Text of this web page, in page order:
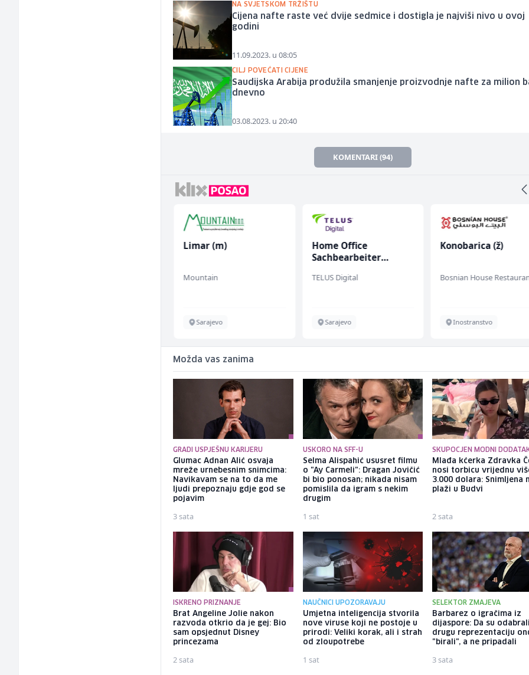
NA SVJETSKOM TRŽIŠTU
Cijena nafte raste već dvije sedmice i dostigla je najviši nivo u ovoj
godini
11.09.2023. u 08:05
CILJ POVEĆATI CIJENE
Saudijska Arabija produžila smanjenje proizvodnje nafte za milion
dnevno
03.08.2023. u 20:40
KOMENTARI (94)
Limar (m)
Mountain
Sarajevo
Home Office
Sachbearbeiter
bekannten deutschen
TELUS Digital
Sarajevo
Konobarica (ž)
Bosnian House
Inostranstvo
Možda vas zanima
GRADI USPJEŠNU KARIJERU
Glumac Adnan Alić osvaja
mreže urnebesnim snimcima:
Navikavam se na to da me
ljudi prepoznaju gdje god se
pojavim
3 sata
USKORO NA SFF-U
Selma Alispahić ususret filmu
o "Ay Carmeli": Dragan Jovičić
bi bio ponosan; nikada nisam
pomislila da igram s nekim
drugim
1 sat
SKUPOCJEN MODNI
Mlađa kćerka Zdravka
nosi torbicu vrijednu
3.000 dolara: Snimljena
plaži u Budvi
2 sata
ISKRENO PRIZNANJE
Brat Angeline Jolie nakon
razvoda otkrio da je gej: Bio
sam opsjednut Disney
princezama
2 sata
NAUČNICI UPOZORAVAJU
Umjetna inteligencija stvorila
nove viruse koji ne postoje u
prirodi: Veliki korak, ali i strah
od zloupotrebe
1 sat
SELEKTOR ZMAJEVA
Barbarez o igračima iz
dijaspore: Da su odabrali
drugu reprezentaciju
"birali", a ne pripadali
3 sata